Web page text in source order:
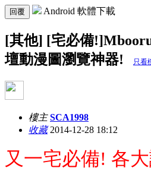
回覆 Android 軟體下載
[其他] [宅必備
壇動漫圖瀏覽神器!
只看
樓主 SCA1998
收藏2014-12-28 18:12
又一宅必備! 各